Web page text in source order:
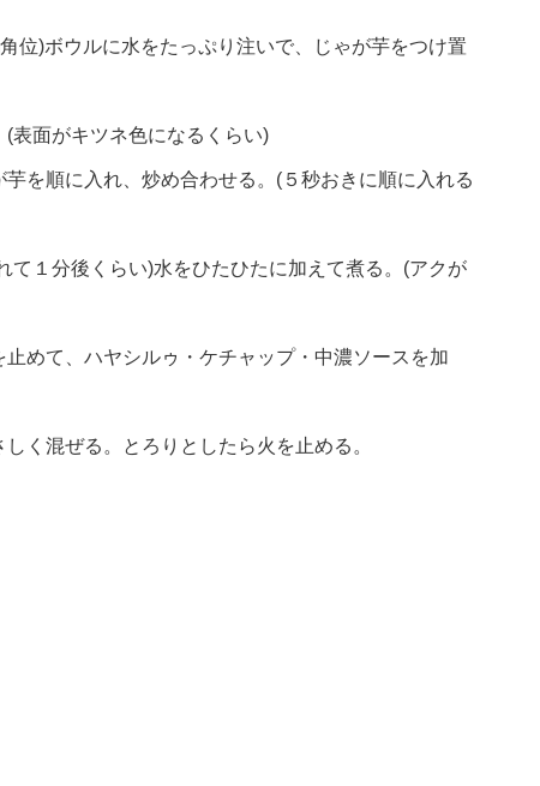
位)ボウルに水をたっぷり注いで、じゃが芋をつけ置
面がキツネ色になるくらい)
順に入れ、炒め合わせる。(５秒おきに順に入れる
１分後くらい)水をひたひたに加えて煮る。(アクが
めて、ハヤシルゥ・ケチャップ・中濃ソースを加
く混ぜる。とろりとしたら火を止める。